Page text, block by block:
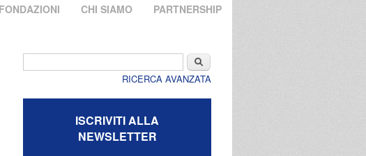
CHI SIAMO PARTNERSHIP
Cerca
RICERCA AVANZATA
ISCRIVITI ALLA
NEWSLETTER